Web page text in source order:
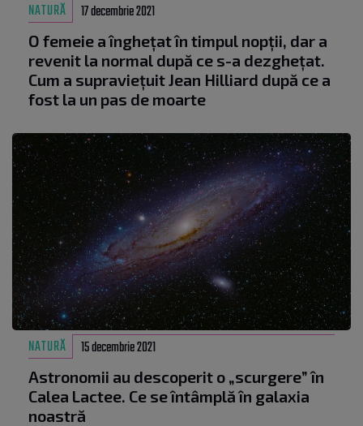
NATURĂ 17 decembrie 2021
O femeie a înghețat în timpul nopții, dar a
revenit la normal după ce s-a dezghețat.
Cum a supraviețuit Jean Hilliard după ce a
fost la un pas de moarte
NATURĂ 15 decembrie 2021
Astronomii au descoperit o „scurgere” în
Calea Lactee. Ce se întâmplă în galaxia
noastră